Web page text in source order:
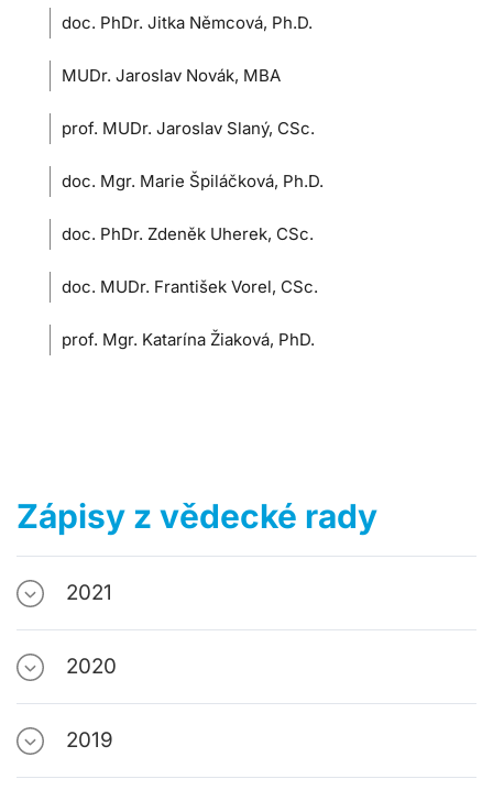
doc. PhDr. Jitka Němcová, Ph.D.
MUDr. Jaroslav Novák, MBA
prof. MUDr. Jaroslav Slaný, CSc.
doc. Mgr. Marie Špiláčková, Ph.D.
doc. PhDr. Zdeněk Uherek, CSc.
doc. MUDr. František Vorel, CSc.
prof. Mgr. Katarína Žiaková, PhD.
Zápisy z vědecké rady
2021
2020
2019